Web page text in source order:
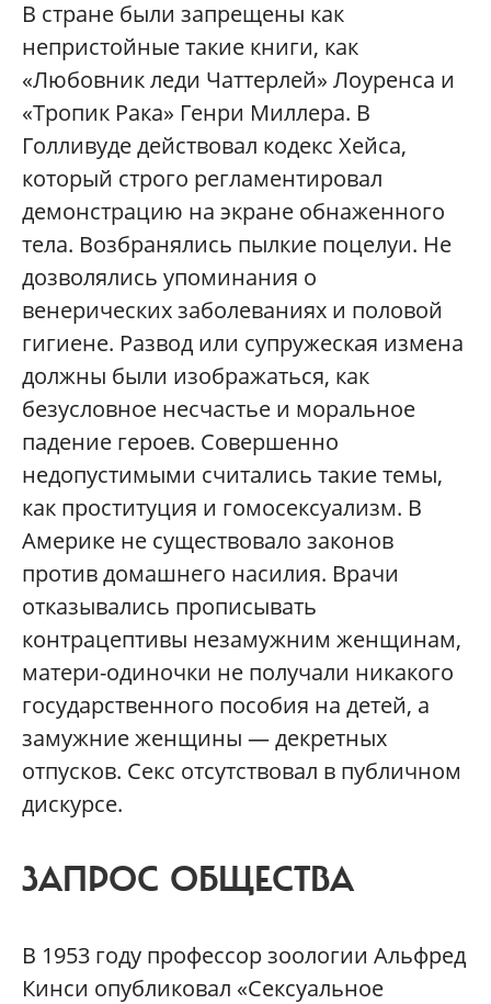
В стране были запрещены как
непристойные такие книги, как
«Любовник леди Чаттерлей» Лоуренса и
«Тропик Рака» Генри Миллера. В
Голливуде действовал кодекс Хейса,
который строго регламентировал
демонстрацию на экране обнаженного
тела. Возбранялись пылкие поцелуи. Не
дозволялись упоминания о
венерических заболеваниях и половой
гигиене. Развод или супружеская измена
должны были изображаться, как
безусловное несчастье и моральное
падение героев. Совершенно
недопустимыми считались такие темы,
как проституция и гомосексуализм. В
Америке не существовало законов
против домашнего насилия. Врачи
отказывались прописывать
контрацептивы незамужним женщинам,
матери-одиночки не получали никакого
государственного пособия на детей, а
замужние женщины — декретных
отпусков. Секс отсутствовал в публичном
дискурсе.
ЗАПРОС ОБЩЕСТВА
В 1953 году профессор зоологии Альфред
Кинси опубликовал «Сексуальное